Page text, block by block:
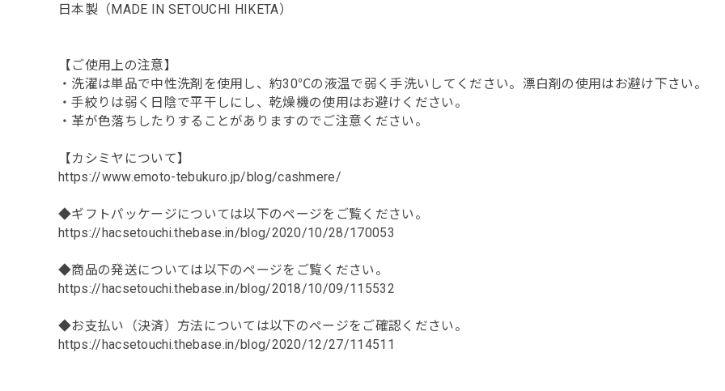
日本製（MADE IN SETOUCHI HIKETA）
【ご使用上の注意】
・洗濯は単品で中性洗剤を使用し、約30℃の液温で弱く手洗いしてください。漂白剤の使用はお避け下さい。
・手絞りは弱く日陰で平干しにし、乾燥機の使用はお避けください。
・革が色落ちしたりすることがありますのでご注意ください。
【カシミヤについて】
https://www.emoto-tebukuro.jp/blog/cashmere/
◆ギフトパッケージについては以下のページをご覧ください。
https://hacsetouchi.thebase.in/blog/2020/10/28/170053
◆商品の発送については以下のページをご覧ください。
https://hacsetouchi.thebase.in/blog/2018/10/09/115532
◆お支払い（決済）方法については以下のページをご確認ください。
https://hacsetouchi.thebase.in/blog/2020/12/27/114511